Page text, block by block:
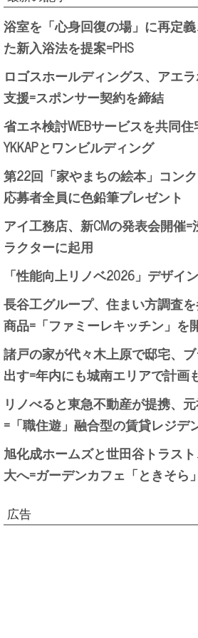
浴室を「心身回復の場」に再定
た新入浴法を提案=PHS
ロゴスホールディングス、アエ
支援=スポンサー契約を締結
省エネ検討WEBサービスを共同住
YKKAPとワンビルディング
第22回「家やまちの絵本」コン
応募者全員に色鉛筆プレゼント
アイ工務店、新CMの発表会開催
ラクターに起用
「性能向上リノベ2026」デザイ
長谷工グループ、住まい方調査
商品=「ファミーレキッチン」を
諸戸の家が代々木上原で邸宅、
出す=年内にも城南エリアで計画
リノべると東急不動産が提携、
=「職住遊」融合型の賃貸レジデ
旭化成ホームズと世田谷トラス
大へ=ガーデンカフェ「ときそら
広告